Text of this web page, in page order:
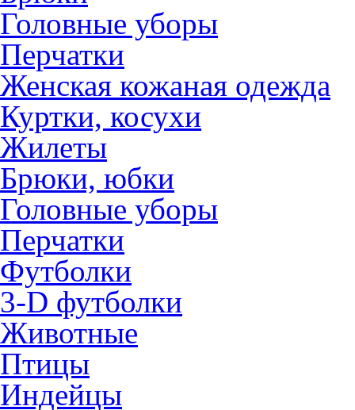
Головные уборы
Перчатки
Женская кожаная одежда
Куртки, косухи
Жилеты
Брюки, юбки
Головные уборы
Перчатки
Футболки
3-D футболки
Животные
Птицы
Индейцы